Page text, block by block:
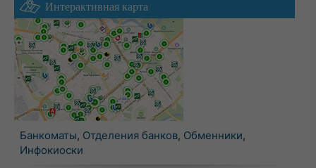
Интерактивная карта
Банкоматы, Отделения банков, Обменники,
Инфокиоски